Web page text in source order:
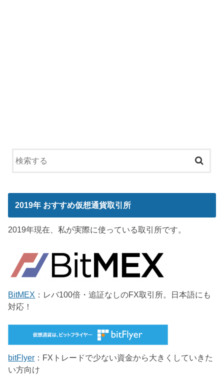
2019年 おすすめ仮想通貨取引所
2019年現在、私が実際に使っている取引所です。
BitMEX ：レバ100倍・追証なしのFX取引所。日本語にも
対応！
bitFlyer ：FXトレードで少ない資金から大きくしていきた
い方向け